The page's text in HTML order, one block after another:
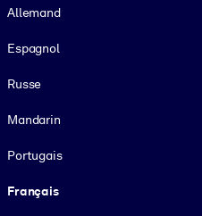
Allemand
Espagnol
Russe
Mandarin
Portugais
Français